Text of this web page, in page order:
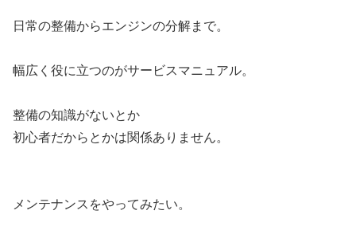
日常の整備からエンジンの分解まで。
幅広く役に立つのがサービスマニュアル。
整備の知識がないとか
初心者だからとかは関係ありません。
メンテナンスをやってみたい。